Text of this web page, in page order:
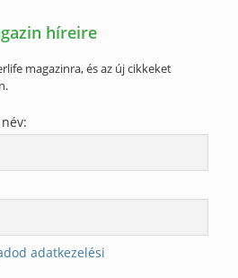
híreire
magazinra, és az új cikkeket
adatkezelési